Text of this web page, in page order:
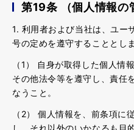
第19条 （個人情報の
1. 利用者および当社は、ユー
号の定めを遵守することとしま
（1） 自身が取得した個人情
その他法令等を遵守し、責任
なうこと。
（2） 個人情報を、前条項に
し、それ以外のいかなるも目